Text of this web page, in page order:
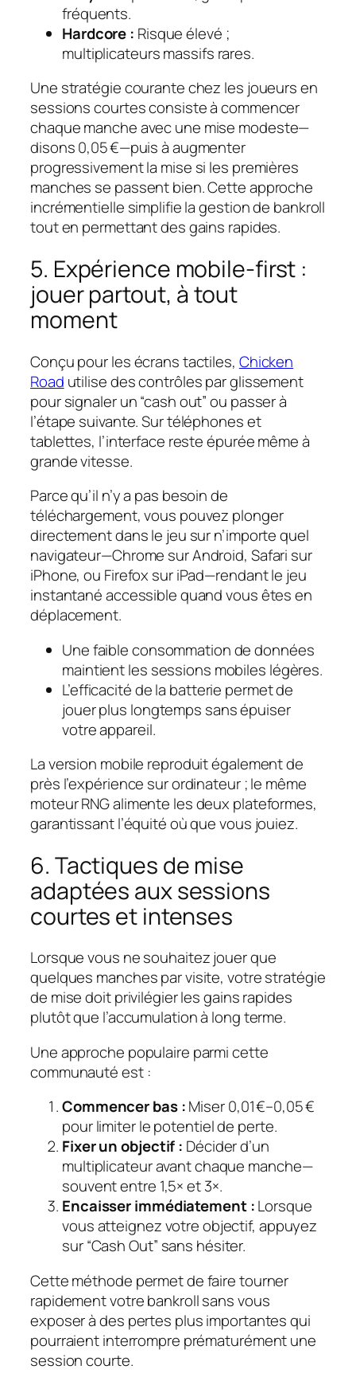
fréquents.
Hardcore : Risque élevé ;
multiplicateurs massifs rares.
Une stratégie courante chez les joueurs en
sessions courtes consiste à commencer
chaque manche avec une mise modeste—
disons 0,05 €—puis à augmenter
progressivement la mise si les premières
manches se passent bien. Cette approche
incrémentielle simplifie la gestion de bankroll
tout en permettant des gains rapides.
5. Expérience mobile-first :
jouer partout, à tout
moment
Conçu pour les écrans tactiles, Chicken
Road utilise des contrôles par glissement
pour signaler un “cash out” ou passer à
l’étape suivante. Sur téléphones et
tablettes, l’interface reste épurée même à
grande vitesse.
Parce qu’il n’y a pas besoin de
téléchargement, vous pouvez plonger
directement dans le jeu sur n’importe quel
navigateur—Chrome sur Android, Safari sur
iPhone, ou Firefox sur iPad—rendant le jeu
instantané accessible quand vous êtes en
déplacement.
Une faible consommation de données
maintient les sessions mobiles légères.
L’efficacité de la batterie permet de
jouer plus longtemps sans épuiser
votre appareil.
La version mobile reproduit également de
près l’expérience sur ordinateur ; le même
moteur RNG alimente les deux plateformes,
garantissant l’équité où que vous jouiez.
6. Tactiques de mise
adaptées aux sessions
courtes et intenses
Lorsque vous ne souhaitez jouer que
quelques manches par visite, votre stratégie
de mise doit privilégier les gains rapides
plutôt que l’accumulation à long terme.
Une approche populaire parmi cette
communauté est :
Commencer bas :Miser 0,01 €–0,05 €
pour limiter le potentiel de perte.
Fixer un objectif : Décider d’un
multiplicateur avant chaque manche—
souvent entre 1,5× et 3×.
Encaisser immédiatement :Lorsque
vous atteignez votre objectif, appuyez
sur “Cash Out” sans hésiter.
Cette méthode permet de faire tourner
rapidement votre bankroll sans vous
exposer à des pertes plus importantes qui
pourraient interrompre prématurément une
session courte.